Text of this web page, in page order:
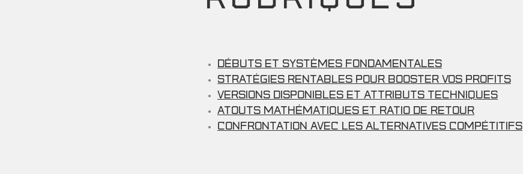
Débuts et Systèmes Fondamentales
Stratégies Rentables pour Booster vos Profits
Versions Disponibles et Attributs Techniques
Atouts Mathématiques et Ratio de Retour
Confrontation avec les Alternatives Compétitifs